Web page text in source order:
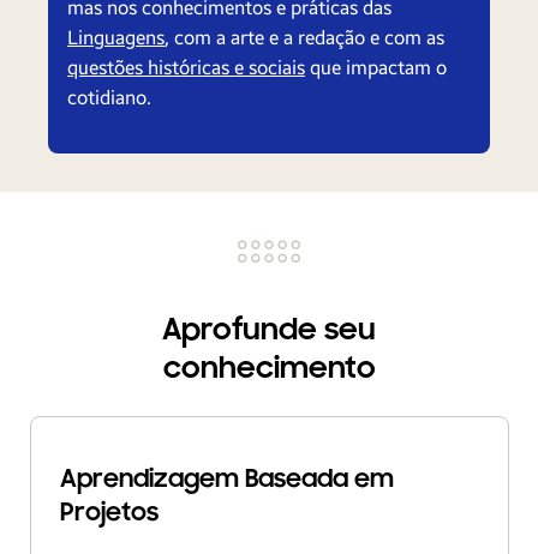
mas nos conhecimentos e práticas das
Linguagens, com a arte e a redação e com as
questões históricas e sociais que impactam o
cotidiano.
Aprofunde seu
conhecimento
Aprendizagem Baseada em
Projetos